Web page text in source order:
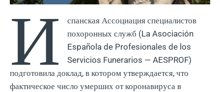
И
спанская Ассоциация специалистов
похоронных служб (La Asociación
Española de Profesionales de los
Servicios Funerarios — AESPROF)
подготовила доклад, в котором утверждается, что
фактическое число умерших от коронавируса в